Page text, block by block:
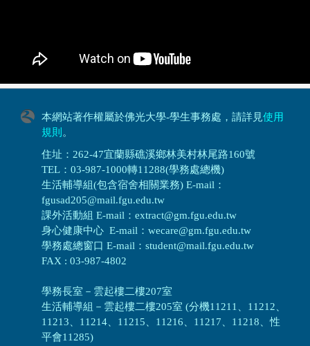
本網站著作權屬於佛光大學-學生事務處，請詳見使用
規則 。
住址：262-47宜蘭縣礁溪鄉林美村林尾路160號
TEL：03-987-1000轉11288(學務處總機)
生活輔導組(包含宿舍相關業務) E-mail：
fgusad205@mail.fgu.edu.tw
課外活動組 E-mail：extract@gm.fgu.edu.tw
身心健康中心 E-mail：wecare@gm.fgu.edu.tw
學務處總窗口 E-mail：student@mail.fgu.edu.tw
FAX : 03-987-4802
學務長室－雲起樓二樓207室
生活輔導組 － 雲起樓二樓205室 (分機11211、11212、
11213、11214、11215、11216、11217、11218、性
平會11285)